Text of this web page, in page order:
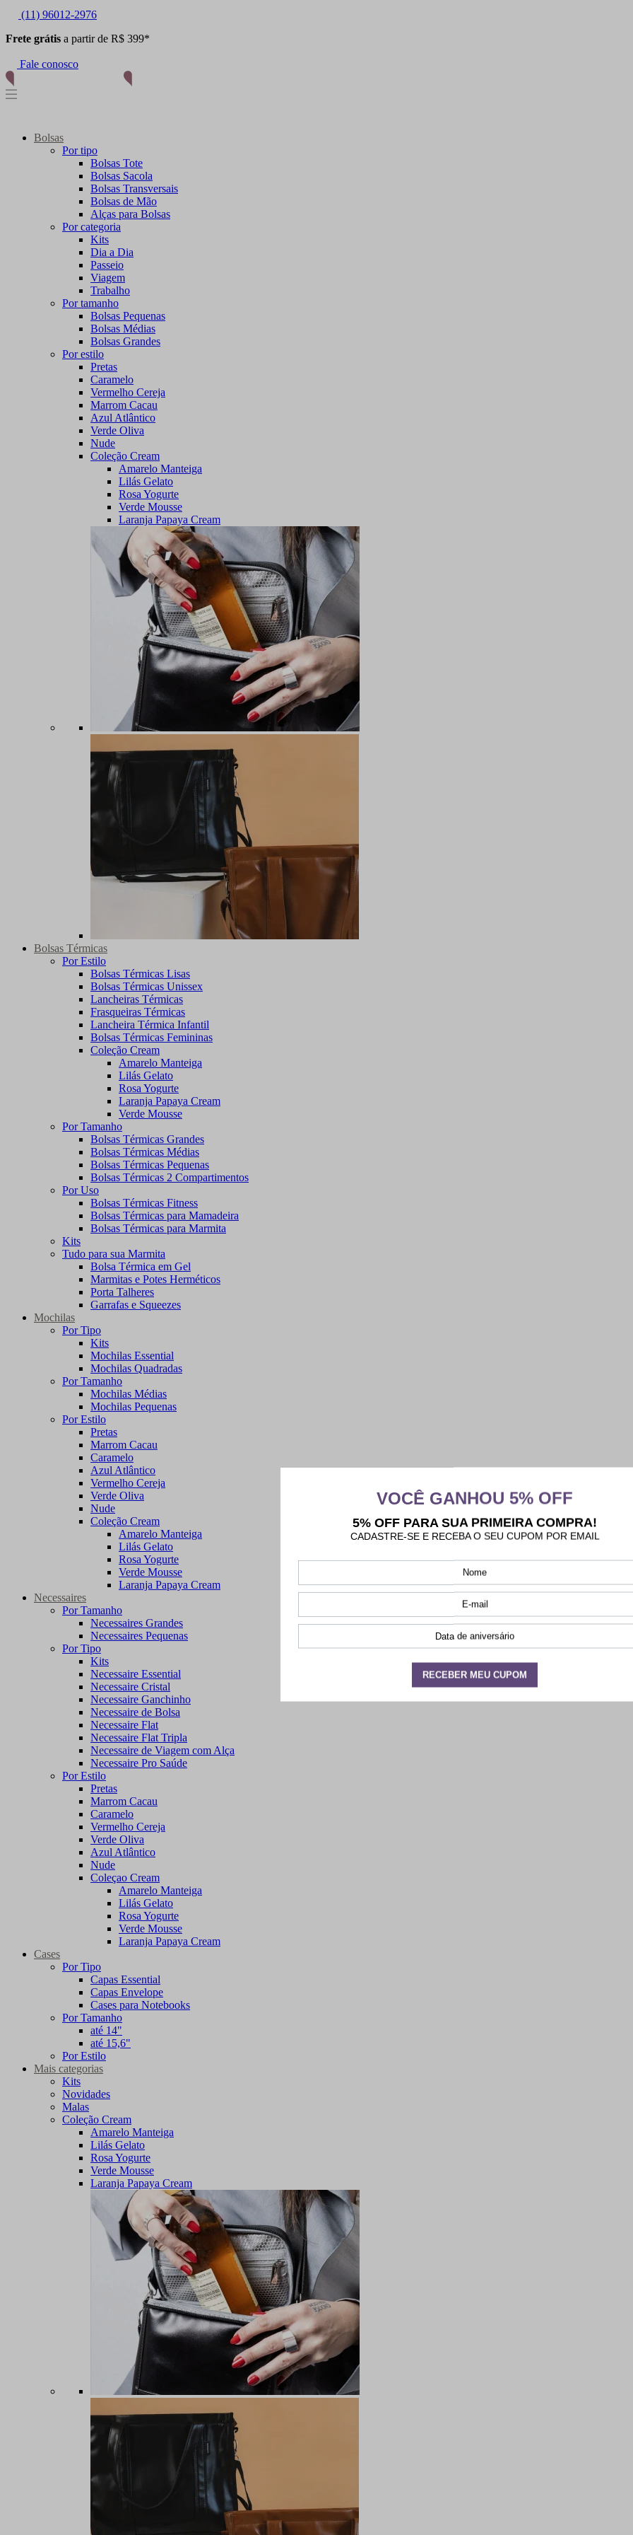
(11) 96012-2976
Frete grátis a partir de R$ 399*
Fale conosco
Bolsas
Por tipo
Bolsas Tote
Bolsas Sacola
Bolsas Transversais
Bolsas de Mão
Alças para Bolsas
Por categoria
Kits
Dia a Dia
Passeio
Viagem
Trabalho
Por tamanho
Bolsas Pequenas
Bolsas Médias
Bolsas Grandes
Por estilo
Pretas
Caramelo
Vermelho Cereja
Marrom Cacau
Azul Atlântico
Verde Oliva
Nude
Coleção Cream
Amarelo Manteiga
Lilás Gelato
Rosa Yogurte
Verde Mousse
Laranja Papaya Cream
Bolsas Térmicas
Por Estilo
Bolsas Térmicas Lisas
Bolsas Térmicas Unissex
Lancheiras Térmicas
Frasqueiras Térmicas
Lancheira Térmica Infantil
Bolsas Térmicas Femininas
Coleção Cream
Amarelo Manteiga
Lilás Gelato
Rosa Yogurte
Laranja Papaya Cream
Verde Mousse
Por Tamanho
Bolsas Térmicas Grandes
Bolsas Térmicas Médias
Bolsas Térmicas Pequenas
Bolsas Térmicas 2 Compartimentos
Por Uso
Bolsas Térmicas Fitness
Bolsas Térmicas para Mamadeira
Bolsas Térmicas para Marmita
Kits
Tudo para sua Marmita
Bolsa Térmica em Gel
Marmitas e Potes Herméticos
Porta Talheres
Garrafas e Squeezes
Mochilas
Por Tipo
Kits
Mochilas Essential
Mochilas Quadradas
Por Tamanho
Mochilas Médias
Mochilas Pequenas
Por Estilo
Pretas
Marrom Cacau
Caramelo
Azul Atlântico
Vermelho Cereja
Verde Oliva
Nude
Coleção Cream
Amarelo Manteiga
Lilás Gelato
Rosa Yogurte
Verde Mousse
Laranja Papaya Cream
Necessaires
Por Tamanho
Necessaires Grandes
Necessaires Pequenas
Por Tipo
Kits
Necessaire Essential
Necessaire Cristal
Necessaire Ganchinho
Necessaire de Bolsa
Necessaire Flat
Necessaire Flat Tripla
Necessaire de Viagem com Alça
Necessaire Pro Saúde
Por Estilo
Pretas
Marrom Cacau
Caramelo
Vermelho Cereja
Verde Oliva
Azul Atlântico
Nude
Coleçao Cream
Amarelo Manteiga
Lilás Gelato
Rosa Yogurte
Verde Mousse
Laranja Papaya Cream
Cases
Por Tipo
Capas Essential
Capas Envelope
Cases para Notebooks
Por Tamanho
até 14"
até 15,6"
Por Estilo
Mais categorias
Kits
Novidades
Malas
Coleção Cream
Amarelo Manteiga
Lilás Gelato
Rosa Yogurte
Verde Mousse
Laranja Papaya Cream